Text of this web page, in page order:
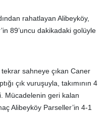
rahatlayan Alibeyköy,
89’uncu dakikadaki golüyle
tekrar sahneye çıkan Caner
çık vuruşuyla, takımının 4
Mücadelenin geri kalan
Alibeyköy Parseller’in 4-1